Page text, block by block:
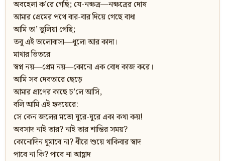
অবহেলা ক’রে গেছি; যে-নক্ষত্র—নক্ষত্রের দোষ
আমার প্রেমের পথে বার-বার দিয়ে গেছে বাধা
আমি তা’ ভুলিয়া গেছি;
তবু এই ভালোবাসা—ধুলো আর কাদা।
মাথার ভিতরে
স্বপ্ন নয়—প্রেম নয়—কোনো এক বোধ কাজ করে।
আমি সব দেবতারে ছেড়ে
আমার প্রাণের কাছে চ’লে আসি,
বলি আমি এই হৃদয়েরে:
সে কেন জলের মতো ঘুরে-ঘুরে একা কথা কয়!
অবসাদ নাই তার? নাই তার শান্তির সময়?
কোনোদিন ঘুমাবে না? ধীরে শুয়ে থাকিবার স্বাদ
পাবে না কি? পাবে না আহ্লাদ